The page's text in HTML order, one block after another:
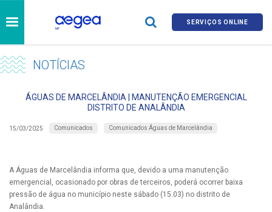
SERVIÇOS ONLINE
NOTÍCIAS
ÁGUAS DE MARCELÂNDIA | MANUTENÇÃO EMERGENCIAL
DISTRITO DE ANALÂNDIA
15/03/2025 Comunicados Comunicados Águas de Marcelândia
A Águas de Marcelândia informa que, devido a uma manutenção
emergencial, ocasionado por obras de terceiros, poderá ocorrer baixa
pressão de água no município neste sábado (15.03) no distrito de
Analândia.